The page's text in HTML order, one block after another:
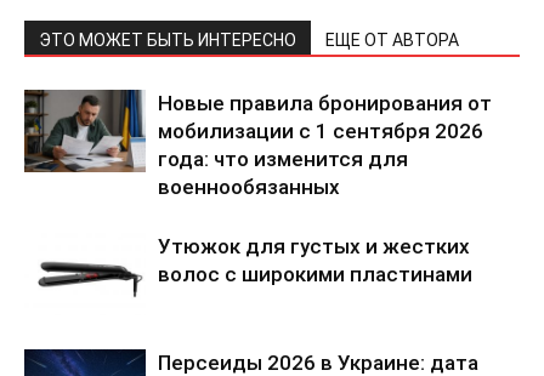
ЭТО МОЖЕТ БЫТЬ ИНТЕРЕСНО ЕЩЕ ОТ АВТОРА
Новые правила бронирования от
мобилизации с 1 сентября 2026
года: что изменится для
военнообязанных
Утюжок для густых и жестких
волос с широкими пластинами
Персеиды 2026 в Украине: дата